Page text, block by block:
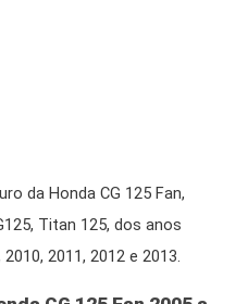
da Honda CG 125 Fan,
Titan 125, dos anos
2011, 2012 e 2013.